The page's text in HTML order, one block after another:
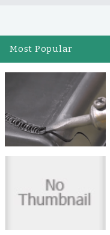
Most Popular